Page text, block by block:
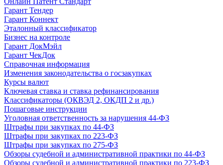
Гарант Тендер
Гарант Коннект
Эталонный классификатор
Бизнес на контроле
Гарант ДокМэйл
Гарант ЧекДок
Справочная информация
Изменения законодательства о госзакупках
Курсы валют
Ключевая ставка и ставка рефинансирования
Классификаторы (ОКВЭД 2, ОКДП 2 и др.)
Пошаговые инструкции
Уголовная ответственность за нарушения 44-ФЗ
Штрафы при закупках по 44-ФЗ
Штрафы при закупках по 223-ФЗ
Штрафы при закупках по 275-ФЗ
Обзоры судебной и административной практики по 44-ФЗ
Обзоры судебной и административной практики по 223-ФЗ